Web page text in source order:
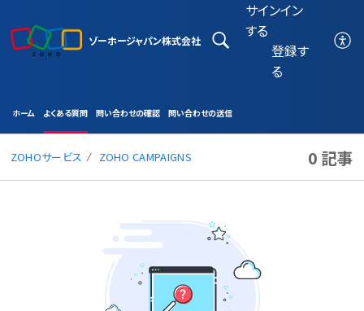
ゾーホージャパン株式会社
サインイン
する
登録す
る
ホーム よくある質問 問い合わせの確認 問い合わせの送信
ZOHOサービス ZOHO CAMPAIGNS 0 記事